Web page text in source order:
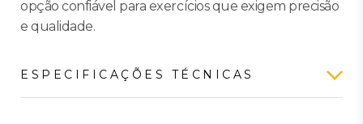
opção confiável para exercícios que exigem precisão
e qualidade.
ESPECIFICAÇÕES TÉCNICAS